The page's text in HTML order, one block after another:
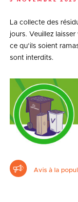
La collecte des
jours. Veuillez
ce qu’ils soient
sont interdits.
Avis à la